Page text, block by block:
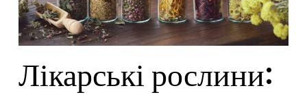
Лікарські рослини: